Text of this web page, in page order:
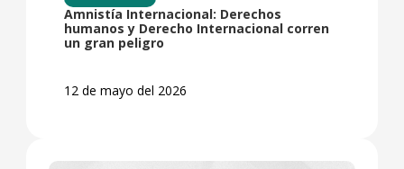
Amnistía Internacional: Derechos
humanos y Derecho Internacional corren
un gran peligro
12 de mayo del 2026